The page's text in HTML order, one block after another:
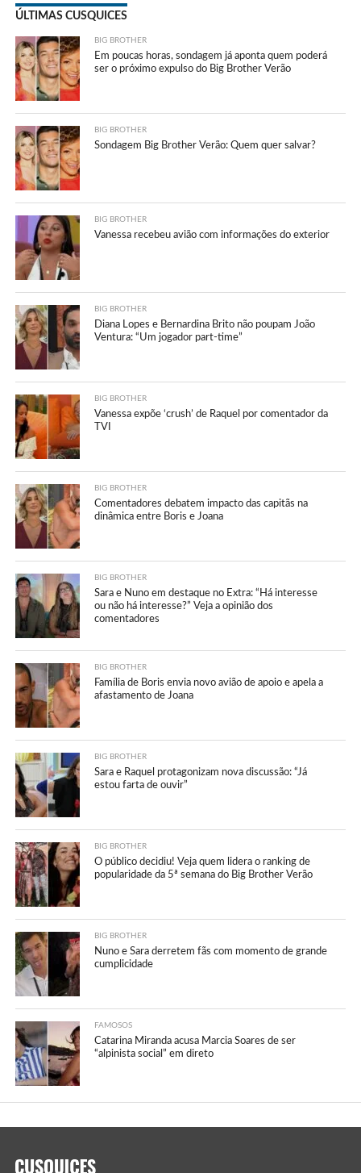
ÚLTIMAS CUSQUICES
BIG BROTHER
Em poucas horas, sondagem já aponta quem poderá
ser o próximo expulso do Big Brother Verão
BIG BROTHER
Sondagem Big Brother Verão: Quem quer salvar?
BIG BROTHER
Vanessa recebeu avião com informações do exterior
BIG BROTHER
Diana Lopes e Bernardina Brito não poupam João
Ventura: “Um jogador part-time”
BIG BROTHER
Vanessa expõe ‘crush’ de Raquel por comentador da
TVI
BIG BROTHER
Comentadores debatem impacto das capitãs na
dinâmica entre Boris e Joana
BIG BROTHER
Sara e Nuno em destaque no Extra: “Há interesse
ou não há interesse?” Veja a opinião dos
comentadores
BIG BROTHER
Família de Boris envia novo avião de apoio e apela a
afastamento de Joana
BIG BROTHER
Sara e Raquel protagonizam nova discussão: “Já
estou farta de ouvir”
BIG BROTHER
O público decidiu! Veja quem lidera o ranking de
popularidade da 5ª semana do Big Brother Verão
BIG BROTHER
Nuno e Sara derretem fãs com momento de grande
cumplicidade
FAMOSOS
Catarina Miranda acusa Marcia Soares de ser
“alpinista social” em direto